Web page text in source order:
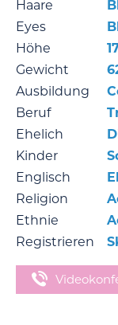
Haare
Eyes
Höhe
Gewicht
Ausbildung
Beruf
Ehelich
Kinder
Englisch
Religion
Ethnie
Registrieren